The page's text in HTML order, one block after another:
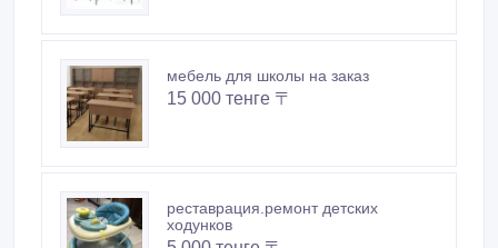
мебель для школы на заказ
15 000 тенге 〒
реставрация.ремонт детских
ходунков